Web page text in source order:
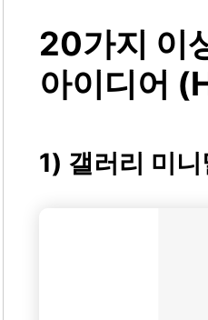
20가지 이
아이디어
1) 갤러리 미니